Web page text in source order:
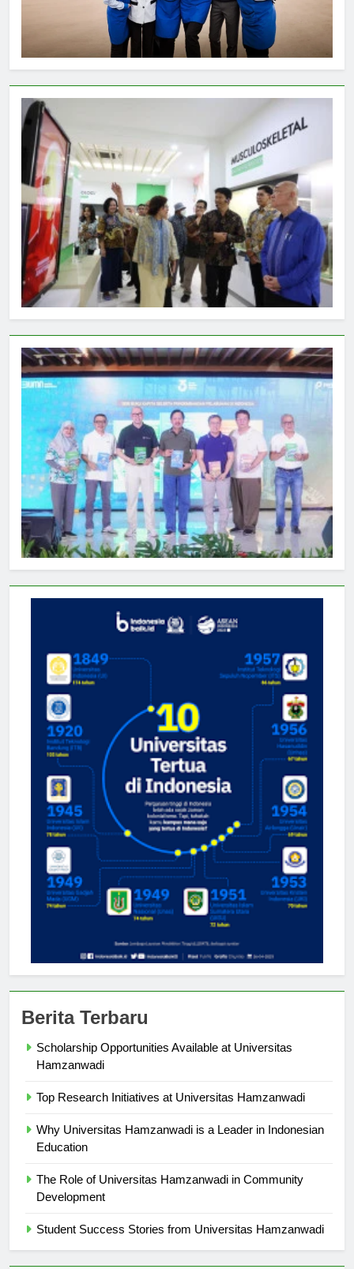
Scholarship Opportunities Available at Universitas
Why Universitas Hamzanwadi is a Leader in Indonesian
The Role of Universitas Hamzanwadi in Community